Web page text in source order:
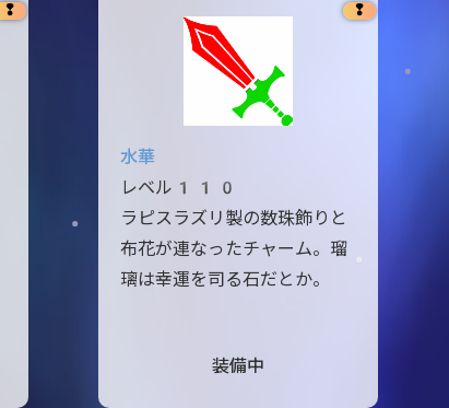
❢ ❢
水華
レベル110
ラピスラズリ製の数珠飾りと
布花が連なったチャーム。瑠
璃は幸運を司る石だとか。
装備中